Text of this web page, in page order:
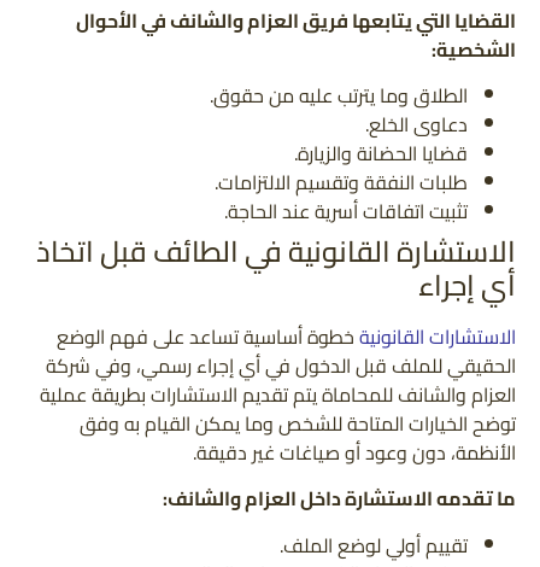
القضايا التي يتابعها فريق العزام والشانف في الأحوال
الشخصية:
الطلاق وما يترتب عليه من حقوق.
دعاوى الخلع.
قضايا الحضانة والزيارة.
طلبات النفقة وتقسيم الالتزامات.
تثبيت اتفاقات أسرية عند الحاجة.
الاستشارة القانونية في الطائف قبل اتخاذ
أي إجراء
الاستشارات القانونيةخطوة أساسية تساعد على فهم الوضع
الحقيقي للملف قبل الدخول في أي إجراء رسمي، وفي شركة
العزام والشانف للمحاماة يتم تقديم الاستشارات بطريقة عملية
توضح الخيارات المتاحة للشخص وما يمكن القيام به وفق
الأنظمة، دون وعود أو صياغات غير دقيقة.
ما تقدمه الاستشارة داخل العزام والشانف:
تقييم أولي لوضع الملف.